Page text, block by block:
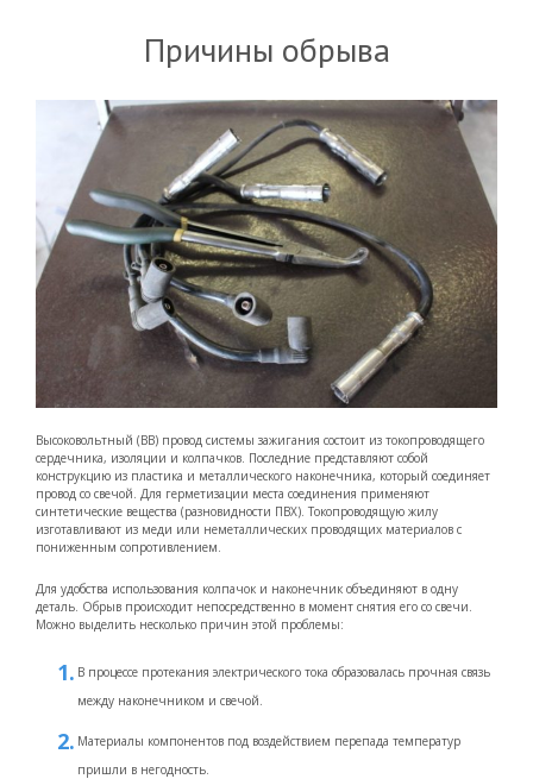
Причины обрыва
Высоковольтный (ВВ) провод системы зажигания состоит из токопроводящего
сердечника, изоляции и колпачков. Последние представляют собой
конструкцию из пластика и металлического наконечника, который соединяет
провод со свечой. Для герметизации места соединения применяют
синтетические вещества (разновидности ПВХ). Токопроводящую жилу
изготавливают из меди или неметаллических проводящих материалов с
пониженным сопротивлением.
Для удобства использования колпачок и наконечник объединяют в одну
деталь. Обрыв происходит непосредственно в момент снятия его со свечи.
Можно выделить несколько причин этой проблемы:
В процессе протекания электрического тока образовалась прочная связь
между наконечником и свечой.
Материалы компонентов под воздействием перепада температур
пришли в негодность.